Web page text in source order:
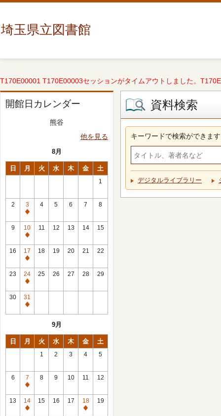
埼玉県立図書館
T170E00001 T170E00003セッションがタイムアウトしました。
開館日カレンダー
熊谷
他を見る
8月
日 月 火 水 木 金 土
1
2
3
休
館
日
4 5 6 7 8
9
10
休
館
日
11 12 13 14 15
16
17
休
館
日
18 19 20 21 22
23
24
休
館
日
25 26 27 28 29
30
31
休
9月
日 月 火 水 木 金 土
1 2 3 4 5
6
7
休
館
日
8 9 10 11 12
13
14
休
15 16 17
18
休
19
資料検索
キーワードで検索ができます
デジタルライブラリー